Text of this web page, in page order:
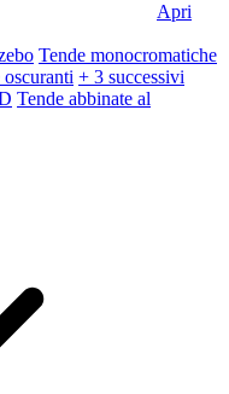
Apri
Tende monocromatiche
oscuranti + 3 successivi
Tende abbinate al